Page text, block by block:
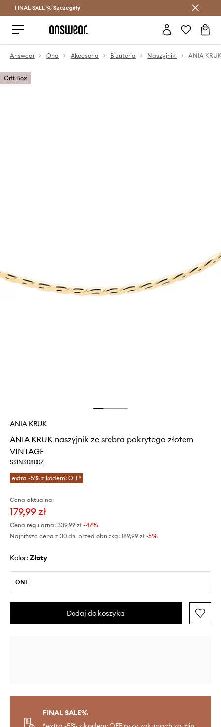
Oszczędzaj z Answear Club >
FINAL SALE % Szczegóły
Answear Ona Akcesoria Biżuteria Naszyjniki
Gift Box
ANIA KRUK
ANIA KRUK naszyjnik ze srebra pokrytego złotem
VINTAGE
SSINS0800Z
extra -5% z kodem: OFF*
Cena aktualna:
179,99 zł
Cena regularna: 339,99 zł -47%
Najniższa cena z 30 dni przed obniżką: 189,99 zł -5%
Kolor: złoty
ONE
Dodaj do koszyka
FINAL SALE%